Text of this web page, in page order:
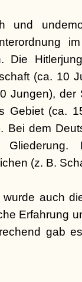
und
Die
(ca. 10
Jungen), der
Gebiet (ca.
Bei dem
(z. B.
auch
Erfahrung
gab